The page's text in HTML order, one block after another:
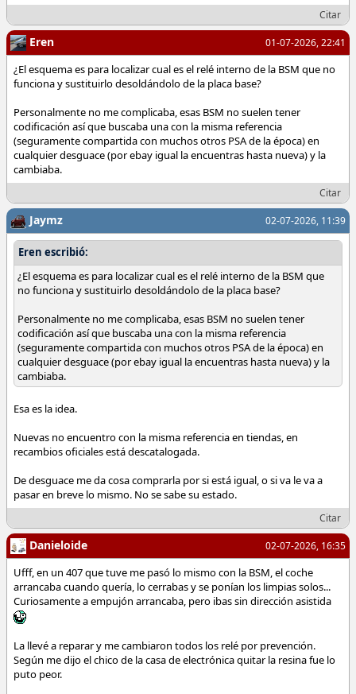
Citar
01-07-2026, 22:41
Eren
¿El esquema es para localizar cual es el relé interno de la BSM que no
funciona y sustituirlo desoldándolo de la placa base?
Personalmente no me complicaba, esas BSM no suelen tener
codificación así que buscaba una con la misma referencia
(seguramente compartida con muchos otros PSA de la época) en
cualquier desguace (por ebay igual la encuentras hasta nueva) y la
cambiaba.
Citar
02-07-2026, 11:39
Jaymz
Eren escribió:
¿El esquema es para localizar cual es el relé interno de la BSM que
no funciona y sustituirlo desoldándolo de la placa base?
Personalmente no me complicaba, esas BSM no suelen tener
codificación así que buscaba una con la misma referencia
(seguramente compartida con muchos otros PSA de la época) en
cualquier desguace (por ebay igual la encuentras hasta nueva) y la
cambiaba.
Esa es la idea.
Nuevas no encuentro con la misma referencia en tiendas, en
recambios oficiales está descatalogada.
De desguace me da cosa comprarla por si está igual, o si va le va a
pasar en breve lo mismo. No se sabe su estado.
Citar
02-07-2026, 16:35
Danieloide
Ufff, en un 407 que tuve me pasó lo mismo con la BSM, el coche
arrancaba cuando quería, lo cerrabas y se ponían los limpias solos...
Curiosamente a empujón arrancaba, pero ibas sin dirección asistida
La llevé a reparar y me cambiaron todos los relé por prevención.
Según me dijo el chico de la casa de electrónica quitar la resina fue lo
puto peor.